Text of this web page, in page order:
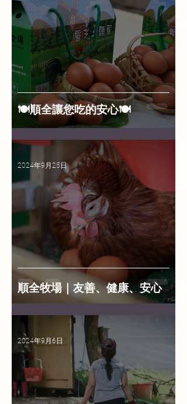
🍽️順全讓您吃的安心🍽️
順全牧場｜友善、健康、安心
2024年9月25日
2024年9月6日